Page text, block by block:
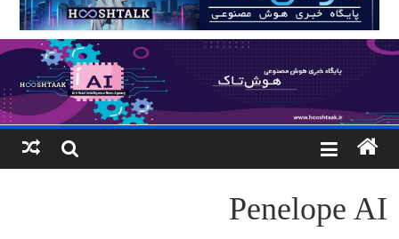
طبیعی فارسی
پایگاه
خبری
هوش
مصنوعی
Penelope AI